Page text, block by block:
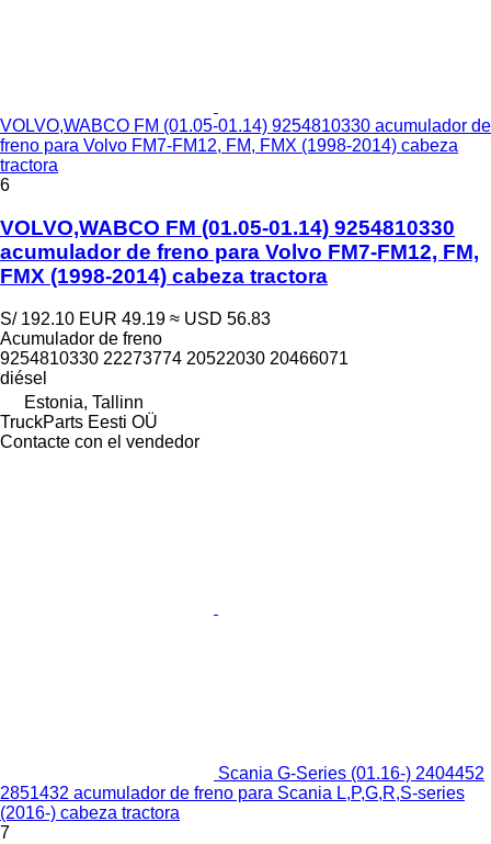
VOLVO,WABCO FM (01.05-01.14) 9254810330 acumulador de
freno para Volvo FM7-FM12, FM, FMX (1998-2014) cabeza
tractora
6
VOLVO,WABCO FM (01.05-01.14) 9254810330
acumulador de freno para Volvo FM7-FM12, FM,
FMX (1998-2014) cabeza tractora
S/ 192.10 EUR 49.19 ≈ USD 56.83
Acumulador de freno
9254810330 22273774 20522030 20466071
diésel
Estonia, Tallinn
TruckParts Eesti OÜ
Contacte con el vendedor
Scania G-Series (01.16-) 2404452
2851432 acumulador de freno para Scania L,P,G,R,S-series
(2016-) cabeza tractora
7